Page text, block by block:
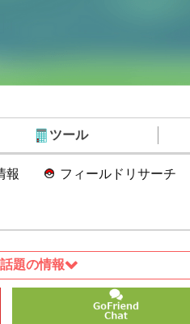
ツール
報 フィールドリサーチ
題の情報